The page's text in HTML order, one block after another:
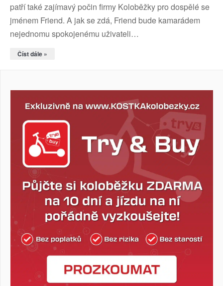
patří také zajímavý počin firmy Koloběžky pro dospělé se
jménem Friend. A jak se zdá, Friend bude kamarádem
nejednomu spokojenému uživateli…
Číst dále »